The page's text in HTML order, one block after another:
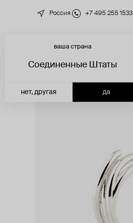
Россия +7 495 255 1533
новинкиваша страна
Соединенные Штаты
да
нет, другая